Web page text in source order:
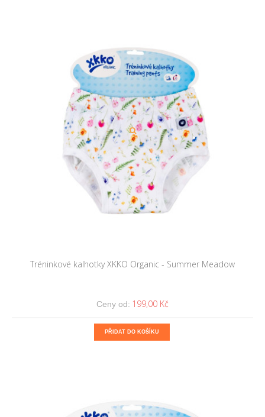
Tréninkové kalhotky XKKO Organic - Summer Meadow
Ceny od: 199,00 Kč
PŘIDAT DO KOŠÍKU